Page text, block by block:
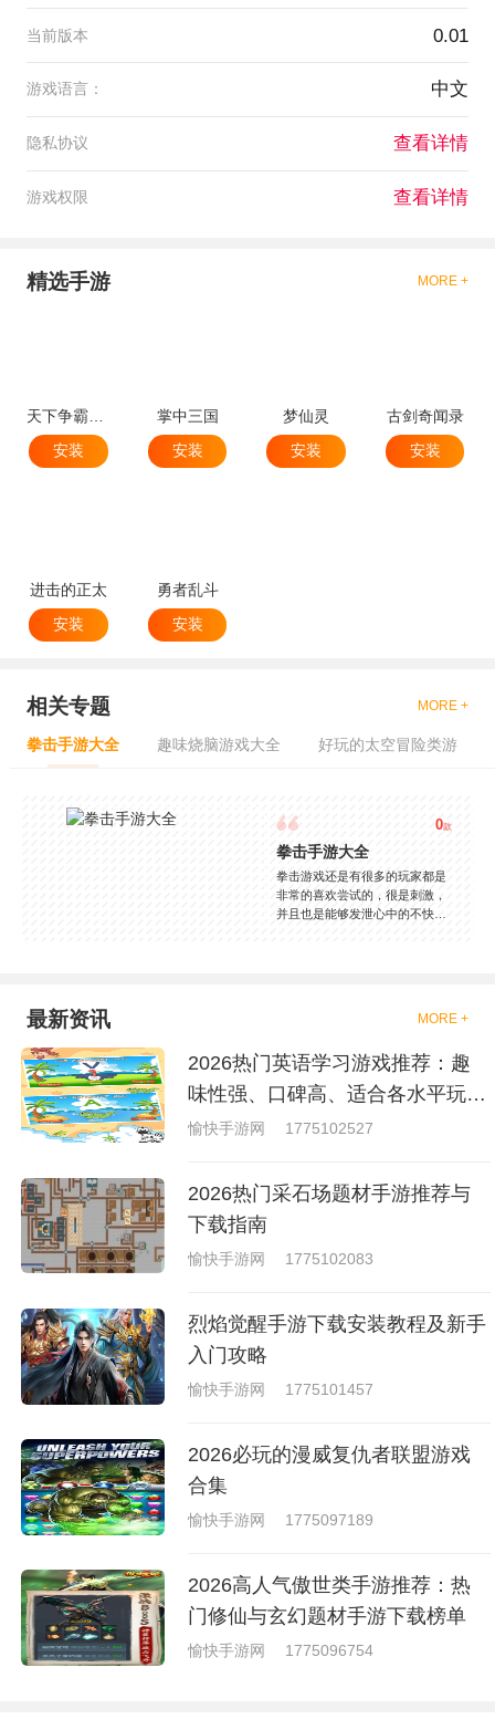
当前版本 0.01
游戏语言： 中文
隐私协议 查看详情
游戏权限 查看详情
精选手游 MORE +
天下争霸三国志
安装
掌中三国
安装
梦仙灵
安装
古剑奇闻录
安装
进击的正太
安装
勇者乱斗
安装
相关专题 MORE +
拳击手游大全 趣味烧脑游戏大全 好玩的太空冒险类游
0款
拳击手游大全
拳击游戏还是有很多的玩家都是
非常的喜欢尝试的，很是刺激，
并且也是能够发泄心中的不快
够去进行体验的，我们也是能够
就是收集了一些有意思的拳击游
戏，相信你们一定会喜欢的。
最新资讯 MORE +
2026热门英语学习游戏推荐：趣
味性强、口碑高、适合各水平玩家
的英语游戏合集
愉快手游网 1775102527
2026热门采石场题材手游推荐与
下载指南
愉快手游网 1775102083
烈焰觉醒手游下载安装教程及新手
入门攻略
愉快手游网 1775101457
2026必玩的漫威复仇者联盟游戏
合集
愉快手游网 1775097189
2026高人气傲世类手游推荐：热
门修仙与玄幻题材手游下载榜单
愉快手游网 1775096754